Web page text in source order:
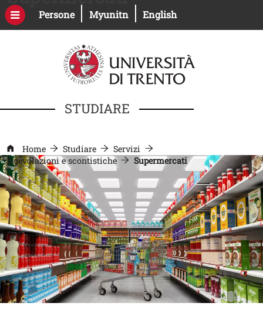
Salta al contenuto principale
PersoneApri il link in una nuova finestra
MyunitnApri il link in una nuova
English
STUDIARE
Home Studiare
Servizi
Agevolazioni e scontistiche
Supermercati